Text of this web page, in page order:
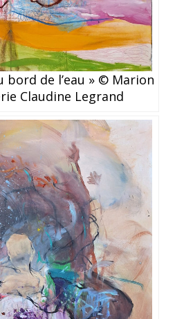
bord de l’eau » © Marion
Claudine Legrand